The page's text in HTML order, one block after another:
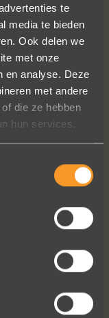
te
media te bieden
Ook delen we
met onze
en analyse. Deze
met andere
die ze hebben
hun services.
is
mijn